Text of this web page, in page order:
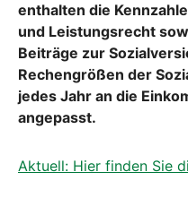
enthalten die
und Leistungsrecht
Beiträge zur
Rechengrößen der
jedes Jahr an die
angepasst.
Aktuell: Hier finden Sie